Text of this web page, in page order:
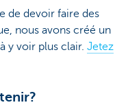
de devoir faire des
nous avons créé un
y voir plus clair. Jetez